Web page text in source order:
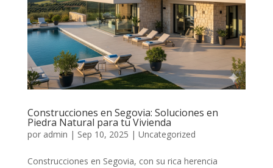
Construcciones en Segovia: Soluciones en
Piedra Natural para tu Vivienda
por admin | Sep 10, 2025 | Uncategorized
Construcciones en Segovia, con su rica herencia